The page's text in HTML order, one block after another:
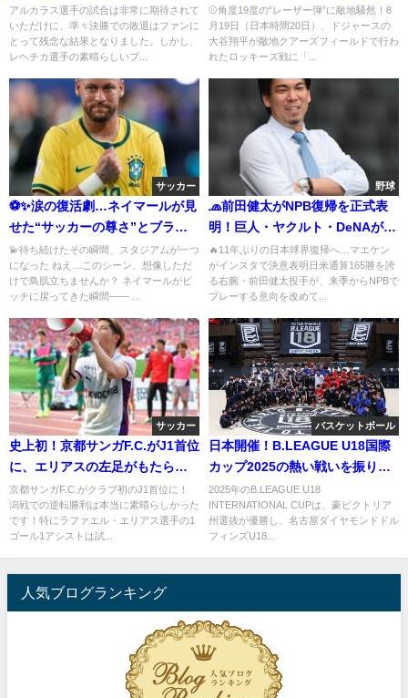
出ならず
アルカラス選手の試合は非常に期待されて
いただけに、準々決勝での敗退はファンに
とって残念な結果となりました。しかし、
レヘチカ選手の素晴らしいプ...
に並ぶ！
⚾角度19度の“レーザー弾”に敵地騒然！8
月19日（日本時間20日）、ドジャースの
大谷翔平が敵地クアーズフィールドで行わ
れたロッキーズ戦に「...
サッカー
⚽✨涙の復活劇…ネイマールが見
せた“サッカーの尊さ”とブラジ
ルの底力
💫待ち続けたその瞬間、スタジアムが一つ
になった ねえ…このシーン、想像しただ
けで鳥肌立ちませんか？ ネイマールがピ
ッチに戻ってきた瞬間—— ...
野球
🧢前田健太がNPB復帰を正式表
明！巨人・ヤクルト・DeNAが争
奪戦へ
🔥11年ぶりの日本球界復帰へ…マエケン
がインスタで決意表明日米通算165勝を誇
る右腕・前田健太投手が、来季からNPBで
プレーする意向を改めて...
サッカー
史上初！京都サンガF.C.がJ1首位
に、エリアスの左足がもたらす
勝利
京都サンガF.C.がクラブ初のJ1首位に！
潟戦での逆転勝利は本当に素晴らしかった
です！特にラファエル・エリアス選手の1
ゴール1アシストは試...
バスケットボール
日本開催！B.LEAGUE U18国際
カップ2025の熱い戦いを振り返
る
2025年のB.LEAGUE U18
INTERNATIONAL CUPは、豪ビクトリア
州選抜が優勝し、名古屋ダイヤモンドドル
フィンズU18...
人気ブログランキング